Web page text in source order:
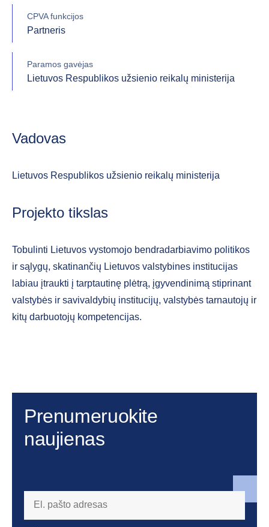
CPVA funkcijos
Partneris
Paramos gavėjas
Lietuvos Respublikos užsienio reikalų ministerija
Vadovas
Lietuvos Respublikos užsienio reikalų ministerija
Projekto tikslas
Tobulinti Lietuvos vystomojo bendradarbiavimo politikos
ir sąlygų, skatinančių Lietuvos valstybines institucijas
labiau įtraukti į tarptautinę plėtrą, įgyvendinimą stiprinant
valstybės ir savivaldybių institucijų, valstybės tarnautojų ir
kitų darbuotojų kompetencijas.
Prenumeruokite
naujienas